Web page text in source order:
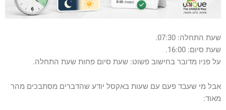
font_download סמן קישורים
האפשרויות
שעת התחלה: 07:30.
שעת סיום: 16:00.
על פניו מדובר בחישוב פשוט: שעת סיום פחות שעת התחלה.
אבל מי שעבד פעם עם שעות באקסל יודע שהדברים מסתבכים מהר
מאוד: